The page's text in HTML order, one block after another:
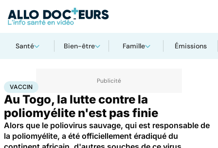
Santé Bien-être Famille Émissions
AccueilSanté Vaccin
VACCIN
Au Togo, la lutte contre la
poliomyélite n'est pas finie
Alors que le poliovirus sauvage, qui est responsable de
la poliomyélite, a été officiellement éradiqué du